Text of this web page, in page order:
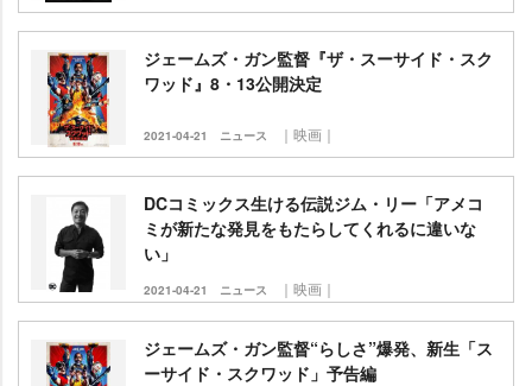
ジェームズ・ガン監督『ザ・スーサイド・スク
ワッド』8・13公開決定
2021-04-21 ニュース ｜映画｜
DCコミックス生ける伝説ジム・リー「アメコ
ミが新たな発見をもたらしてくれるに違いな
い」
2021-04-21 ニュース ｜映画｜
ジェームズ・ガン監督“らしさ”爆発、新生「ス
ーサイド・スクワッド」予告編